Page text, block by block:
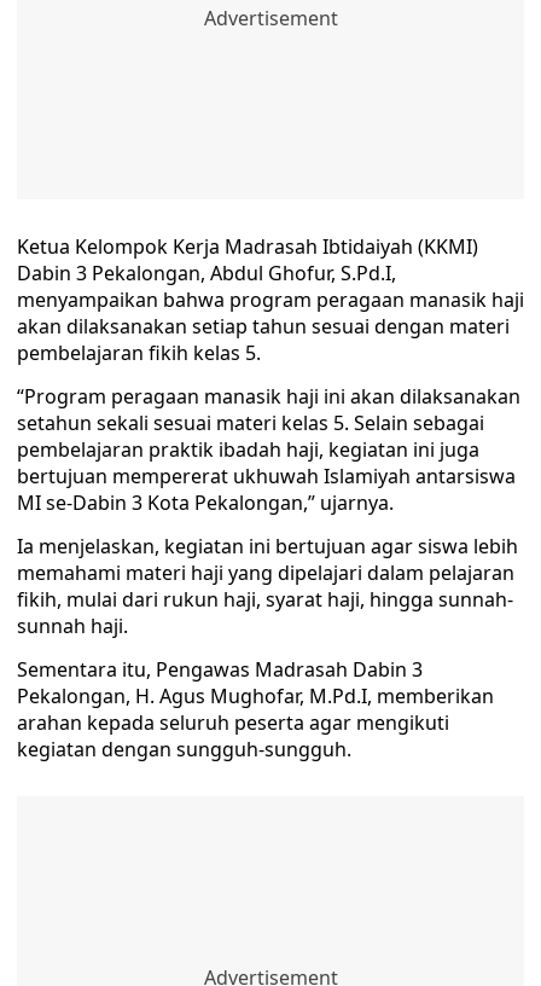
Ketua Kelompok Kerja Madrasah Ibtidaiyah (KKMI)
Dabin 3 Pekalongan, Abdul Ghofur, S.Pd.I,
menyampaikan bahwa program peragaan manasik haji
akan dilaksanakan setiap tahun sesuai dengan materi
pembelajaran fikih kelas 5.
“Program peragaan manasik haji ini akan dilaksanakan
setahun sekali sesuai materi kelas 5. Selain sebagai
pembelajaran praktik ibadah haji, kegiatan ini juga
bertujuan mempererat ukhuwah Islamiyah antarsiswa
MI se-Dabin 3 Kota Pekalongan,” ujarnya.
Ia menjelaskan, kegiatan ini bertujuan agar siswa lebih
memahami materi haji yang dipelajari dalam pelajaran
fikih, mulai dari rukun haji, syarat haji, hingga sunnah-
sunnah haji.
Sementara itu, Pengawas Madrasah Dabin 3
Pekalongan, H. Agus Mughofar, M.Pd.I, memberikan
arahan kepada seluruh peserta agar mengikuti
kegiatan dengan sungguh-sungguh.